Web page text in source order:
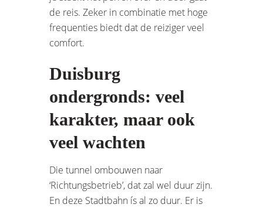
de reis. Zeker in combinatie met hoge
frequenties biedt dat de reiziger veel
comfort.
Duisburg
ondergronds: veel
karakter, maar ook
veel wachten
Die tunnel ombouwen naar
‘Richtungsbetrieb’, dat zal wel duur zijn.
En deze Stadtbahn ís al zo duur. Er is